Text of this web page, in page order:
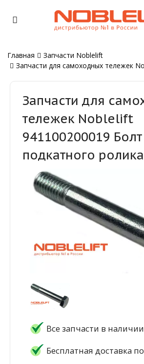
Главная
Запчасти Noblelift
Запчасти для самоходных тележек
Запчасти для
тележек Noblelift
941100200019 Болт
подкатного ролика
Все запчасти в наличии
Бесплатная доставка